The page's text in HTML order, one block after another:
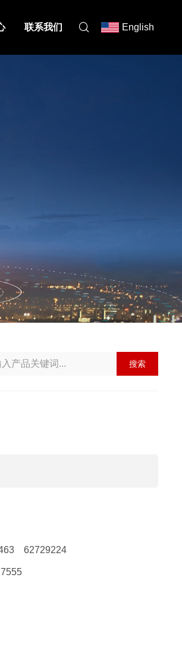
联系我们 English
搜索
62729224